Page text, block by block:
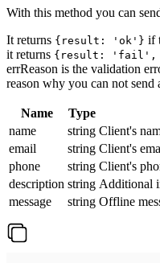
With this method you can
It returns {result: 'ok'} if
it returns {result: 'fail',
errReason is the validation
reason why you can not send
Name Type
name
string Client's
email
string Client's
phone
string Client's
description string Additional
message
string Offline